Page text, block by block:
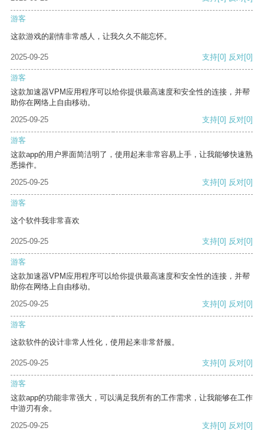
游客
这款游戏的剧情非常感人，让我久久不能忘怀。
2025-09-25 支持[0] 反对[0]
游客
这款加速器VPM应用程序可以给你提供最高速度和安全性的连接，并帮
助你在网络上自由移动。
2025-09-25
支持[0] 反对[0]
游客
这款app的用户界面简洁明了，使用起来非常容易上手，让我能够快速熟
悉操作。
2025-09-25
支持[0] 反对[0]
游客
这个软件我非常喜欢
2025-09-25 支持[0] 反对[0]
游客
这款加速器VPM应用程序可以给你提供最高速度和安全性的连接，并帮
助你在网络上自由移动。
2025-09-25
支持[0] 反对[0]
游客
这款软件的设计非常人性化，使用起来非常舒服。
2025-09-25 支持[0] 反对[0]
游客
这款app的功能非常强大，可以满足我所有的工作需求，让我能够在工作
中游刃有余。
2025-09-25
支持[0] 反对[0]